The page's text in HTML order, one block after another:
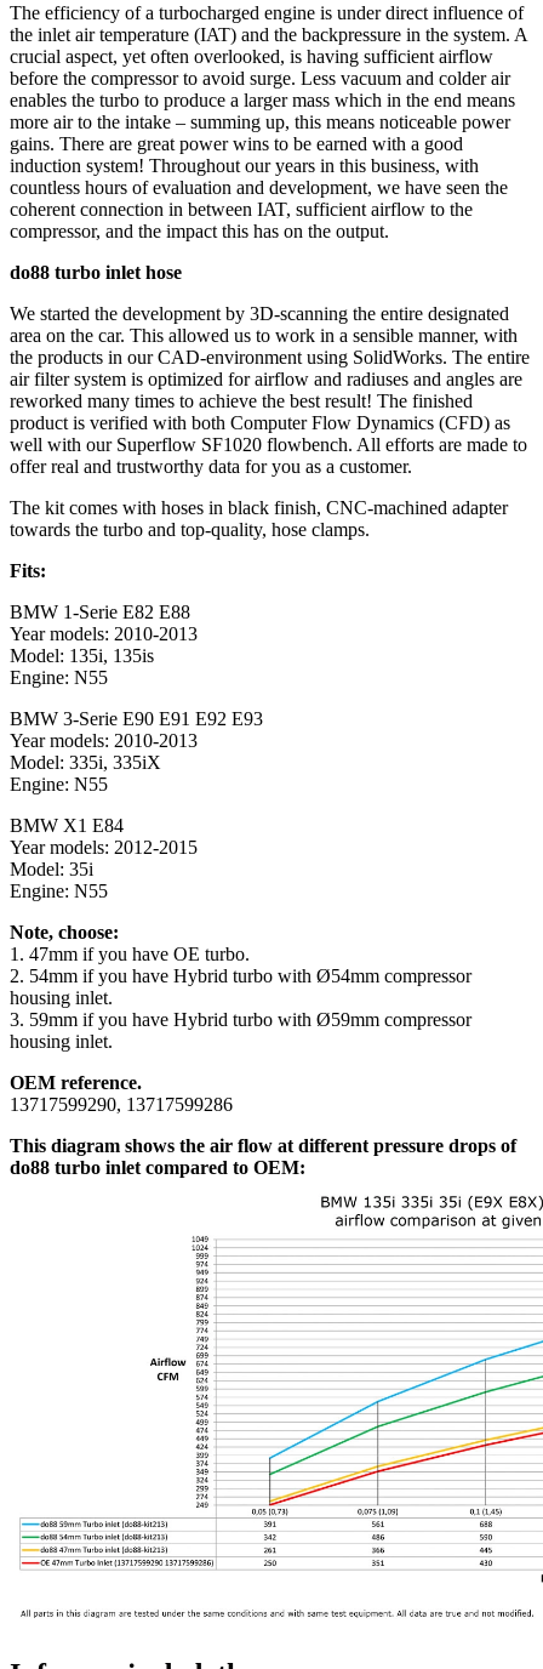
The efficiency of a turbocharged engine is under direct influence of
the inlet air temperature (IAT) and the backpressure in the system. A
crucial aspect, yet often overlooked, is having sufficient airflow
before the compressor to avoid surge. Less vacuum and colder air
enables the turbo to produce a larger mass which in the end means
more air to the intake – summing up, this means noticeable power
gains. There are great power wins to be earned with a good
induction system! Throughout our years in this business, with
countless hours of evaluation and development, we have seen the
coherent connection in between IAT, sufficient airflow to the
compressor, and the impact this has on the output.
do88 turbo inlet hose
We started the development by 3D-scanning the entire designated
area on the car. This allowed us to work in a sensible manner, with
the products in our CAD-environment using SolidWorks. The entire
air filter system is optimized for airflow and radiuses and angles are
reworked many times to achieve the best result! The finished
product is verified with both Computer Flow Dynamics (CFD) as
well with our Superflow SF1020 flowbench. All efforts are made to
offer real and trustworthy data for you as a customer.
The kit comes with hoses in black finish, CNC-machined adapter
towards the turbo and top-quality, hose clamps.
Fits:
BMW 1-Serie E82 E88
Year models: 2010-2013
Model: 135i, 135is
Engine: N55
BMW 3-Serie E90 E91 E92 E93
Year models: 2010-2013
Model: 335i, 335iX
Engine: N55
BMW X1 E84
Year models: 2012-2015
Model: 35i
Engine: N55
Note, choose:
1. 47mm if you have OE turbo.
2. 54mm if you have Hybrid turbo with Ø54mm compressor
housing inlet.
3. 59mm if you have Hybrid turbo with Ø59mm compressor
housing inlet.
OEM reference.
13717599290, 13717599286
This diagram shows the air flow at different pressure drops of
do88 turbo inlet compared to OEM: